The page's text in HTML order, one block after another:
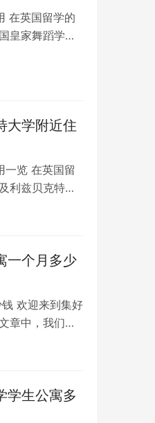
在英国留学的
皇家舞蹈学院
大学附近住
一览 在英国留
利兹贝克特大
一个月多少
欢迎来到集好
章中，我们将
学生公寓多